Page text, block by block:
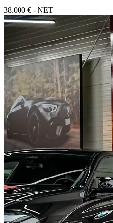
38.000 € - NET